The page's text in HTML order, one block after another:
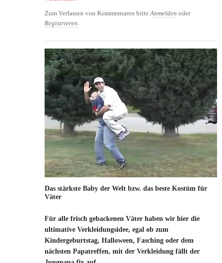
Zum Verfassen von Kommentaren bitte Anmelden oder
Registrieren
Das stärkste Baby der Welt bzw. das beste Kostüm für
Väter
Für alle frisch gebackenen Väter haben wir hier die
ultimative Verkleidungsidee, egal ob zum
Kindergeburtstag, Halloween, Fasching oder dem
nächsten Papatreffen, mit der Verkleidung fällt der